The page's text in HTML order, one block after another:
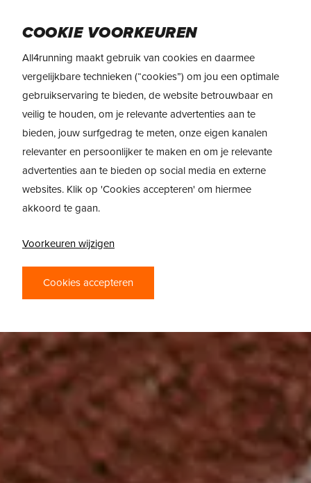
COOKIE VOORKEUREN
All4running maakt gebruik van cookies en daarmee
vergelijkbare technieken (“cookies”) om jou een optimale
gebruikservaring te bieden, de website betrouwbaar en
veilig te houden, om je relevante advertenties aan te
bieden, jouw surfgedrag te meten, onze eigen kanalen
relevanter en persoonlijker te maken en om je relevante
advertenties aan te bieden op social media en externe
websites. Klik op 'Cookies accepteren' om hiermee
akkoord te gaan.
Voorkeuren wijzigen
Cookies accepteren